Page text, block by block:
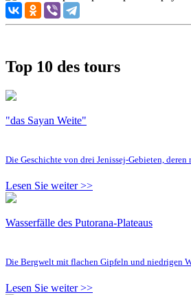
Top 10 des tours
"das Sayan Weite"
Die Geschichte von drei Jenissej-Gebieten,
Lesen Sie weiter >>
Wasserfälle des Putorana-Plateaus
Die Bergwelt mit flachen Gipfeln und niedrigen
Lesen Sie weiter >>